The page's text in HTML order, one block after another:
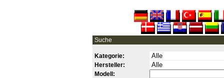
Suche
Kategorie:
Hersteller:
Modell: